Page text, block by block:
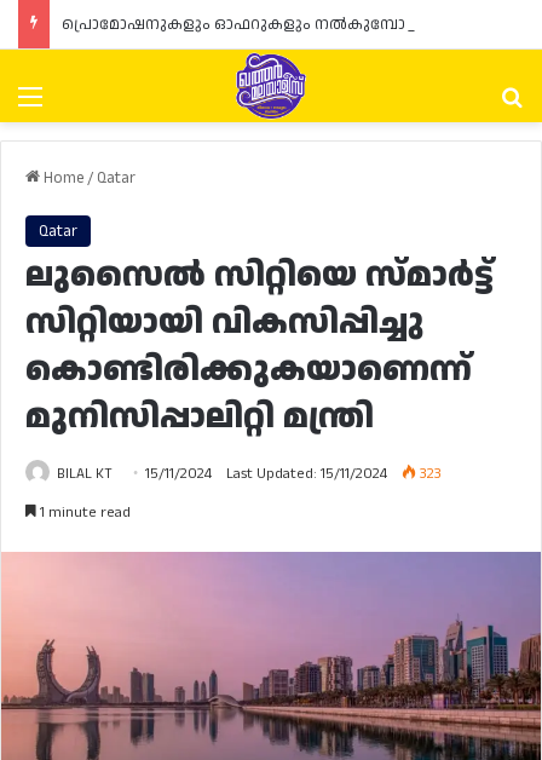
Menu
Home/ Qatar
Qatar
ലുസൈൽ സിറ്റിയെ സ്‍മാർട്ട്
സിറ്റിയായി വികസിപ്പിച്ചു
കൊണ്ടിരിക്കുകയാണെന്ന്
മുനിസിപ്പാലിറ്റി മന്ത്രി
BILAL KT 15/11/2024 Last Updated: 15/11/2024
323
1 minute read